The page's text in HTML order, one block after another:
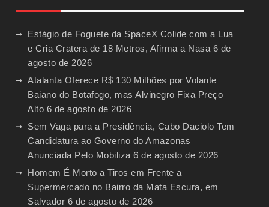
Estágio de Foguete da SpaceX Colide com a Lua
e Cria Cratera de 18 Metros, Afirma a Nasa 6 de
agosto de 2026
Atalanta Oferece R$ 130 Milhões por Volante
Baiano do Botafogo, mas Alvinegro Fixa Preço
Alto 6 de agosto de 2026
Sem Vaga para a Presidência, Cabo Daciolo Tem
Candidatura ao Governo do Amazonas
Anunciada Pelo Mobiliza 6 de agosto de 2026
Homem É Morto a Tiros em Frente a
Supermercado no Bairro da Mata Escura, em
Salvador 6 de agosto de 2026